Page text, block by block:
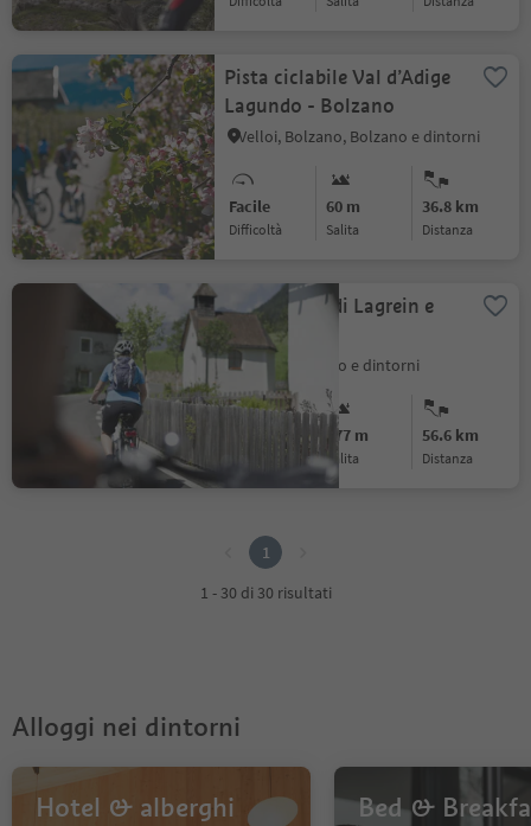
Pista ciclabile Val d’Adige
Lagundo - Bolzano
Velloi, Bolzano, Bolzano e dintorni
Facile
Difficoltà
60 m
Salita
36.8 km
distanza
Sulle tracce di Lagrein e
Sauvignon
Laives, Bolzano e dintorni
277 m
Salita
56.6 km
distanza
1
1 - 30 di 30 risultati
Alloggi nei dintorni
Hotel & alberghi Bed &